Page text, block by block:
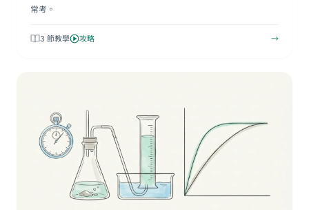
常考。
3 節教學 攻略 →